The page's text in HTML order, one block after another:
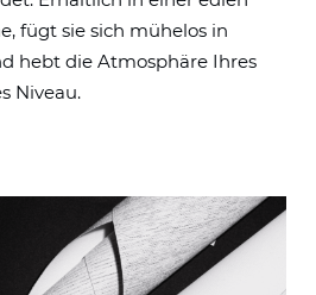
fügt sie sich mühelos in
hebt die Atmosphäre Ihres
Niveau.